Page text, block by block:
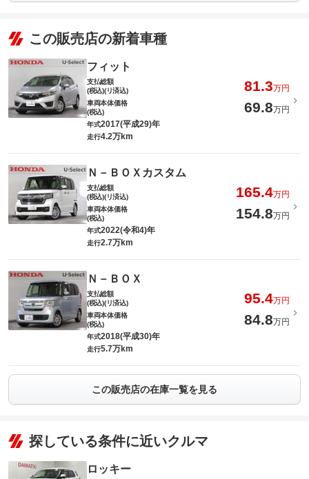
この販売店の新着車種
フィット
支払総額
(税込)(リ済込)
81.3万円
車両本体価格
(税込)
69.8万円
年式2017(平成29)年
走行4.2万km
Ｎ－ＢＯＸカスタム
支払総額
(税込)(リ済込)
165.4万円
車両本体価格
(税込)
154.8万円
年式2022(令和4)年
走行2.7万km
Ｎ－ＢＯＸ
支払総額
(税込)(リ済込)
95.4万円
車両本体価格
(税込)
84.8万円
年式2018(平成30)年
走行5.7万km
この販売店の在庫一覧を見る
探している条件に近いクルマ
ロッキー